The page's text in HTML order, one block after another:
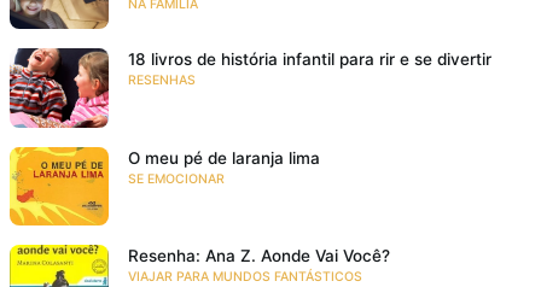
NA FAMÍLIA
18 livros de história infantil para rir e se divertir
RESENHAS
O meu pé de laranja lima
SE EMOCIONAR
Resenha: Ana Z. Aonde Vai Você?
VIAJAR PARA MUNDOS FANTÁSTICOS